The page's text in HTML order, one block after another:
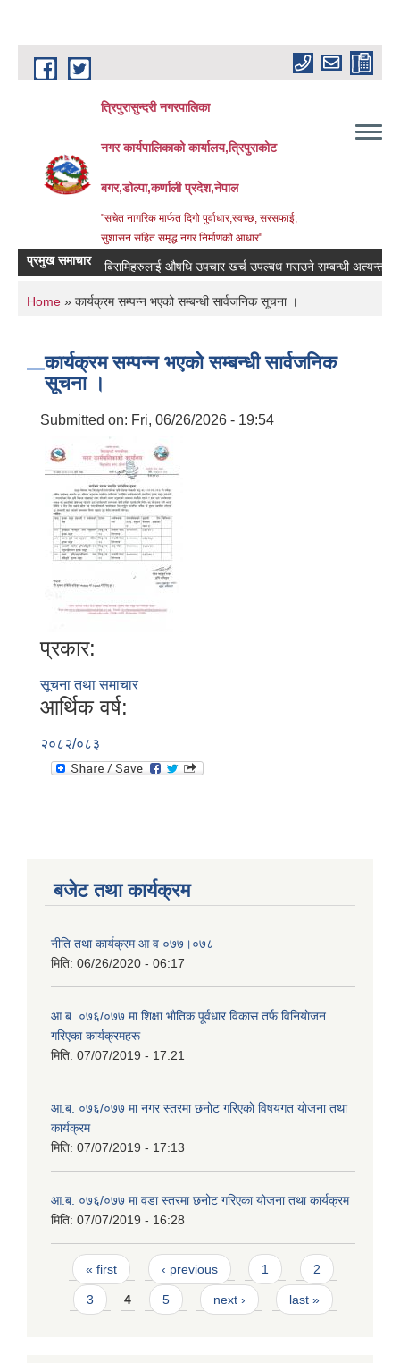
Skip to main content
त्रिपुरासुन्दरी नगरपालिका
नगर कार्यपालिकाको कार्यालय,त्रिपुराकोट
बगर,डोल्पा,कर्णाली प्रदेश,नेपाल
"सचेत नागरिक मार्फत दिगो पुर्वाधार,स्वच्छ, सरसफाई,
सुशासन सहित समृद्ध नगर निर्माणको आधार"
प्रमुख समाचारबिरामिहरुलाई ‍‌औषधि उपचार खर्च उपल्बध गराउने सम्बन्धी अत्यन्त जरुरी
You are here
Home » कार्यक्रम सम्पन्न भएको सम्बन्धी सार्वजनिक सूचना ।
कार्यक्रम सम्पन्न भएको सम्बन्धी सार्वजनिक
सूचना ।
Submitted on: Fri, 06/26/2026 - 19:54
प्रकार:
सूचना तथा समाचार
आर्थिक वर्ष:
२०८२/०८३
बजेट तथा कार्यक्रम
नीति तथा कार्यक्रम आ‍ व ०७७।०७८
मिति: 06/26/2020 - 06:17
आ.ब. ०७६/०७७ मा शिक्षा भाैतिक पूर्वधार विकास तर्फ विनियाेजन
गरिएका कार्यक्रमहरू
मिति: 07/07/2019 - 17:21
आ.ब. ०७६/०७७ मा नगर स्तरमा छनोट गरिएकाे विषयगत योजना तथा
कार्यक्रम
मिति: 07/07/2019 - 17:13
आ.ब. ०७६/०७७ मा वडा स्तरमा छनोट गरिएका योजना तथा कार्यक्रम
मिति: 07/07/2019 - 16:28
Pages
« first ‹ previous 1 2
3 4 5 next › last »